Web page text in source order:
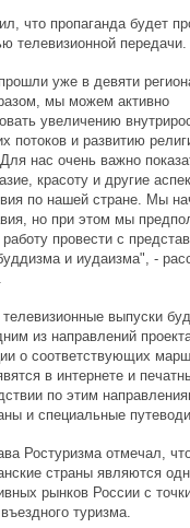
что пропаганда будет
телевизионной передачи.
уже в девяти
мы можем активно
увеличению
потоков и развитию
нас очень важно
красоту и другие
по нашей стране. Мы
но при этом мы
провести с
и иудаизма", -
выпуски
из направлений
о соответствующих
в интернете и
по этим
и специальные
Ростуризма отмечал,
страны являются
рынков России с
туризма.